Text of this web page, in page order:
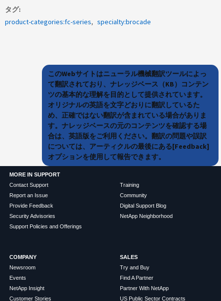
タグ
product-categories:fc-series
specialty:brocade
このWebサイトはニューラル機械翻訳ツールによっ
て翻訳されており、ナレッジベース（KB）コンテン
ツの基本的な理解を目的として提供されています。
オリジナルの英語を文字どおりに翻訳しているた
め、正確ではない翻訳が含まれている場合がありま
す。ナレッジベースの元のコンテンツを確認する場
合は、英語版をご利用ください。翻訳の問題や誤訳
については、アーティクルの最後にある[Feedback]
オプションを使用して報告できます。
MORE IN SUPPORT
Contact Support
Report an Issue
Provide Feedback
Security Advisories
Support Policies and Offerings
Training
Community
Digital Support Blog
NetApp Neighborhood
COMPANY
Newsroom
Events
NetApp Insight
Customer Stories
SALES
Try and Buy
Find A Partner
Partner With NetApp
US Public Sector Contracts